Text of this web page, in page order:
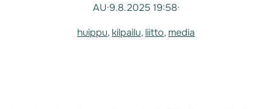
AU·9.8.2025 19:58·
huippu, kilpailu, liitto, media